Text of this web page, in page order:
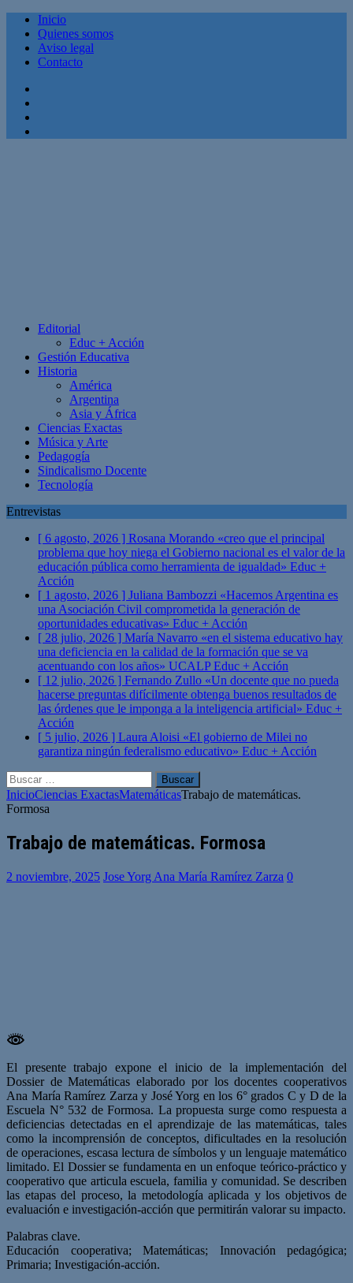
Inicio
Quienes somos
Aviso legal
Contacto
Editorial
Educ + Acción
Gestión Educativa
Historia
América
Argentina
Asia y África
Ciencias Exactas
Música y Arte
Pedagogía
Sindicalismo Docente
Tecnología
Entrevistas
[ 6 agosto, 2026 ] Rosana Morando «creo que el principal
problema que hoy niega el Gobierno nacional es el valor de la
educación pública como herramienta de igualdad» Educ +
Acción
[ 1 agosto, 2026 ] Juliana Bambozzi «Hacemos Argentina es
una Asociación Civil comprometida la generación de
oportunidades educativas» Educ + Acción
[ 28 julio, 2026 ] María Navarro «en el sistema educativo hay
una deficiencia en la calidad de la formación que se va
acentuando con los años» UCALPEduc + Acción
[ 12 julio, 2026 ] Fernando Zullo «Un docente que no pueda
hacerse preguntas difícilmente obtenga buenos resultados de
las órdenes que le imponga a la inteligencia artificial» Educ +
Acción
[ 5 julio, 2026 ] Laura Aloisi «El gobierno de Milei no
garantiza ningún federalismo educativo» Educ + Acción
Buscar:
InicioCiencias ExactasMatemáticasTrabajo de matemáticas.
Formosa
Trabajo de matemáticas. Formosa
2 noviembre, 2025 Jose Yorg Ana María Ramírez Zarza 0
El presente trabajo expone el inicio de la implementación del
Dossier de Matemáticas elaborado por los docentes cooperativos
Ana María Ramírez Zarza y José Yorg en los 6° grados C y D de la
Escuela N° 532 de Formosa. La propuesta surge como respuesta a
deficiencias detectadas en el aprendizaje de las matemáticas, tales
como la incomprensión de conceptos, dificultades en la resolución
de operaciones, escasa lectura de símbolos y un lenguaje matemático
limitado. El Dossier se fundamenta en un enfoque teórico-práctico y
cooperativo que articula escuela, familia y comunidad. Se describen
las etapas del proceso, la metodología aplicada y los objetivos de
evaluación e investigación-acción que permitirán valorar su impacto.
Palabras clave.
Educación cooperativa; Matemáticas; Innovación pedagógica;
Primaria; Investigación-acción.